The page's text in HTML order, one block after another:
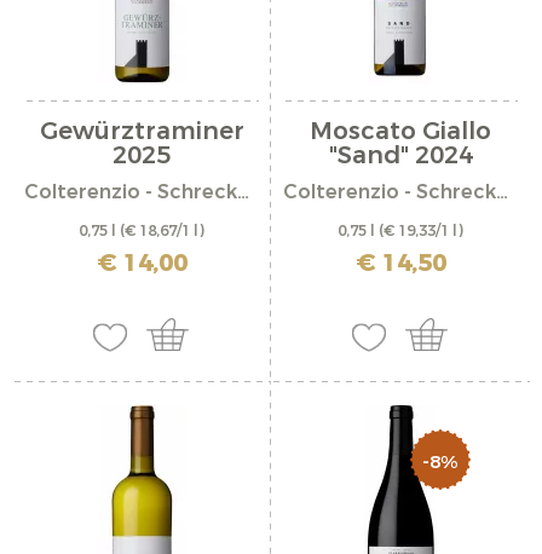
Gewürztraminer
2025
Colterenzio - Schreckbichl
0,75 l (€ 18,67/1 l)
incl. IVA più costi di spedizione
€ 14,00
Moscato Giallo
"Sand" 2024
Colterenzio - Schreckbichl
0,75 l (€ 19,33/1 l)
incl. IVA più costi di spedizione
€ 14,50
-8%